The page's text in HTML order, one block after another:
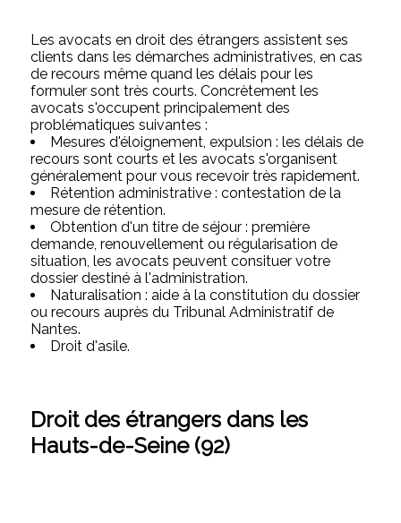
Les avocats en droit des étrangers assistent ses
clients dans les démarches administratives, en cas
de recours même quand les délais pour les
formuler sont très courts. Concrètement les
avocats s'occupent principalement des
problématiques suivantes :
Mesures d'éloignement, expulsion : les délais de
recours sont courts et les avocats s'organisent
généralement pour vous recevoir très rapidement.
Rétention administrative : contestation de la
mesure de rétention.
Obtention d'un titre de séjour : première
demande, renouvellement ou régularisation de
situation, les avocats peuvent consituer votre
dossier destiné à l'administration.
Naturalisation : aide à la constitution du dossier
ou recours auprès du Tribunal Administratif de
Nantes.
Droit d'asile.
Droit des étrangers dans les
Hauts-de-Seine (92)